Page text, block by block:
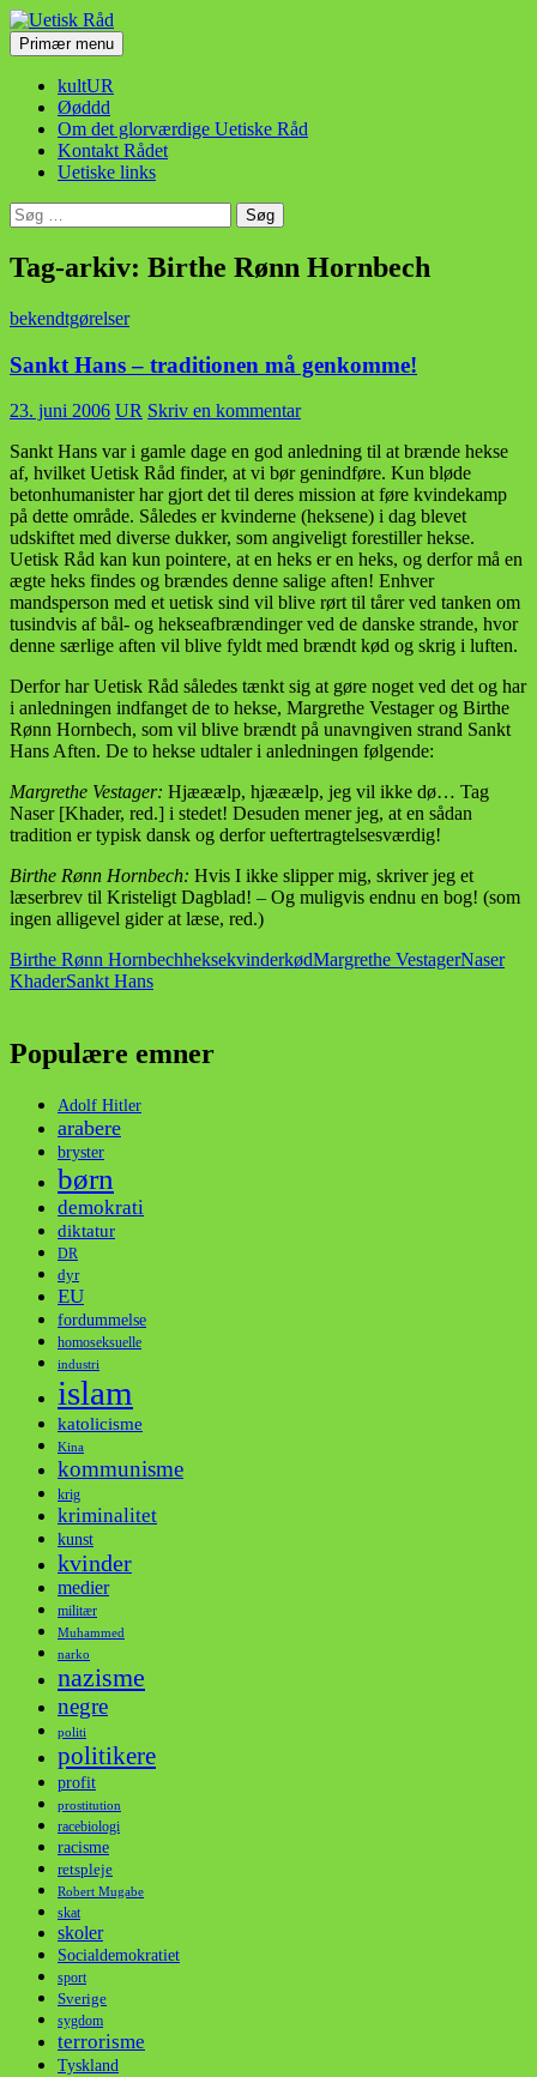
Hop
til
indhold
Uetisk Råd
SøgPrimær menu
kultUR
Øøddd
Om det glorværdige Uetiske Råd
Kontakt Rådet
Uetiske links
Søg
efter:
Tag-arkiv: Birthe Rønn Hornbech
bekendtgørelser
Sankt Hans – traditionen må genkomme!
23. juni 2006 UR Skriv en kommentar
Sankt Hans var i gamle dage en god anledning til at brænde hekse
af, hvilket Uetisk Råd finder, at vi bør genindføre. Kun bløde
betonhumanister har gjort det til deres mission at føre kvindekamp
på dette område. Således er kvinderne (heksene) i dag blevet
udskiftet med diverse dukker, som angiveligt forestiller hekse.
Uetisk Råd kan kun pointere, at en heks er en heks, og derfor må en
ægte heks findes og brændes denne salige aften! Enhver
mandsperson med et uetisk sind vil blive rørt til tårer ved tanken om
tusindvis af bål- og hekseafbrændinger ved de danske strande, hvor
denne særlige aften vil blive fyldt med brændt kød og skrig i luften.
Derfor har Uetisk Råd således tænkt sig at gøre noget ved det og har
i anledningen indfanget de to hekse, Margrethe Vestager og Birthe
Rønn Hornbech, som vil blive brændt på unavngiven strand Sankt
Hans Aften. De to hekse udtaler i anledningen følgende:
Margrethe Vestager: Hjææælp, hjææælp, jeg vil ikke dø… Tag
Naser [Khader, red.] i stedet! Desuden mener jeg, at en sådan
tradition er typisk dansk og derfor ueftertragtelsesværdig!
Birthe Rønn Hornbech: Hvis I ikke slipper mig, skriver jeg et
læserbrev til Kristeligt Dagblad! – Og muligvis endnu en bog! (som
ingen alligevel gider at læse, red.)
Birthe Rønn HornbechheksekvinderkødMargrethe VestagerNaser
KhaderSankt Hans
Populære emner
Adolf Hitler
arabere
bryster
børn
demokrati
diktatur
DR
dyr
EU
fordummelse
homoseksuelle
industri
islam
katolicisme
Kina
kommunisme
krig
kriminalitet
kunst
kvinder
medier
militær
Muhammed
narko
nazisme
negre
politi
politikere
profit
prostitution
racebiologi
racisme
retspleje
Robert Mugabe
skat
skoler
Socialdemokratiet
sport
Sverige
sygdom
terrorisme
Tyskland